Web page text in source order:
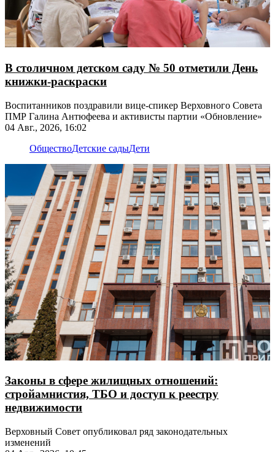
В столичном детском саду № 50 отметили День
книжки-раскраски
Воспитанников поздравили вице-спикер Верховного Совета
ПМР Галина Антюфеева и активисты партии «Обновление»
04 Авг., 2026, 16:02
ОбществоДетские садыДети
Законы в сфере жилищных отношений:
стройамнистия, ТБО и доступ к реестру
недвижимости
Верховный Совет опубликовал ряд законодательных
изменений